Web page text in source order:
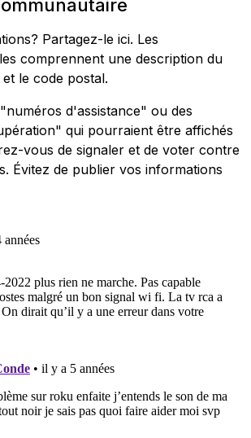
Partagez-le ici. Les
comprennent une description du
le code postal.
d'assistance" ou des
qui pourraient être affichés
vous de signaler et de voter contre
Évitez de publier vos informations